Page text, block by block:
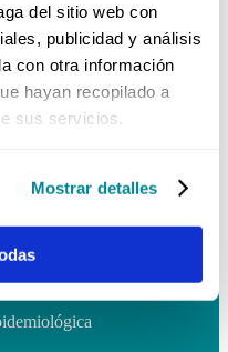
del sitio web con
publicidad y análisis
con otra información
hayan recopilado a
sus servicios.
Mostrar detalles
TELEFÓNICA